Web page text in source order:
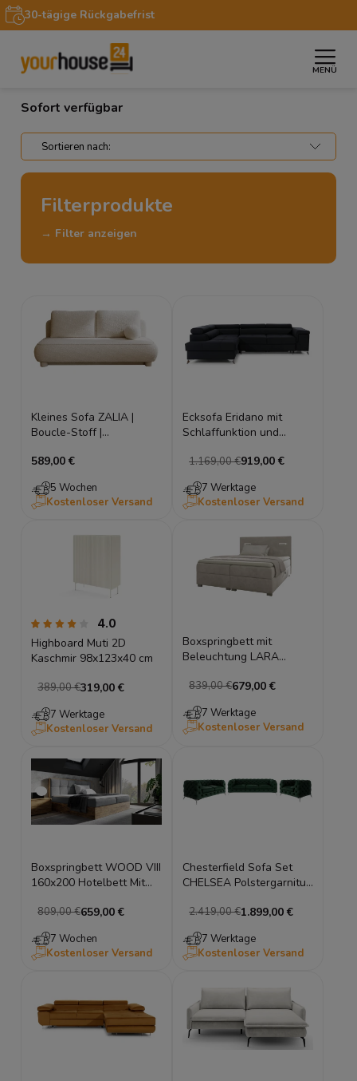
30-tägige Rückgabefrist
MENÜ
Startseite » Sofort verfügbar
Sofort verfügbar
Filterprodukte
→ Filter anzeigen
Kleines Sofa ZALIA |
Boucle-Stoff |
Stauraum | Sahne Boucle
589,00 €
5 Wochen
Kostenloser Versand
Ecksofa Eridano mit
Schlaffunktion und
919,00 €
1.169,00 €
7 Werktage
Kostenloser Versand
4.0
Highboard Muti 2D
Kaschmir 98x123x40 cm
319,00 €
389,00 €
7 Werktage
Kostenloser Versand
Boxspringbett mit
Beleuchtung LARA
Matratze und Topper), mit
zwei Bettkästen,
kontinentales Bett
679,00 €
839,00 €
7 Werktage
Kostenloser Versand
Boxspringbett WOOD VIII
160x200 Hotelbett Mit
Kontinentales Bett Eiche
659,00 €
809,00 €
7 Wochen
Kostenloser Versand
Chesterfield Sofa Set
CHELSEA Polstergarnitur
1.899,00 €
2.419,00 €
7 Werktage
Kostenloser Versand